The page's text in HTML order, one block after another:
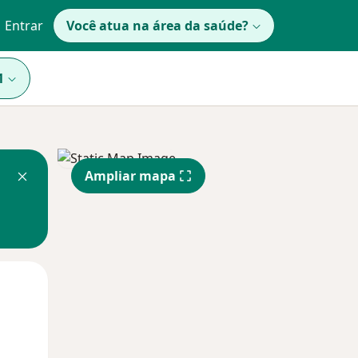
Entrar Você atua na área da saúde?
Ampliar mapa